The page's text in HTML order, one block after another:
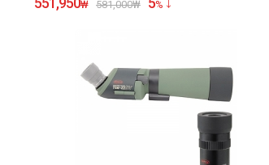
₩ 581,000₩ %